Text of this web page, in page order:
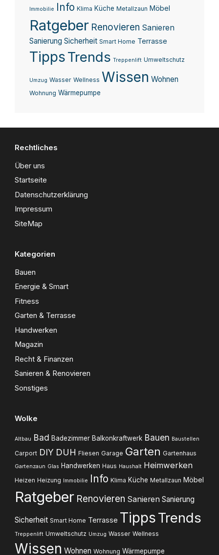
Immobilie Info Klima Küche Metallzaun Möbel
Ratgeber Renovieren Sanieren
Sanierung Sicherheit Smart Home Terrasse
TippsTrends Treppenlift Umweltschutz
Umzug Wasser Wellness Wissen Wohnen
Wohnung Wärmepumpe
Rechtliches
Über uns
Startseite
Datenschutzerklärung
Impressum
SiteMap
Kategorien
Bauen
Energie & Smart
Fitness
Garten & Terrasse
Handwerken
Magazin
Recht & Finanzen
Sanieren & Renovieren
Sonstiges
Wolke
Altbau Bad Badezimmer Balkonkraftwerk Bauen Baustellen
Carport DIY DUH Fliesen Garage Garten Gartenhaus
Gartenzaun Glas Handwerken Haus Haushalt Heimwerken
Heizen Heizung Immobilie Info Klima Küche Metallzaun Möbel
Ratgeber Renovieren Sanieren Sanierung
Sicherheit Smart Home Terrasse TippsTrends
Treppenlift Umweltschutz Umzug Wasser Wellness
Wissen Wohnen Wohnung Wärmepumpe